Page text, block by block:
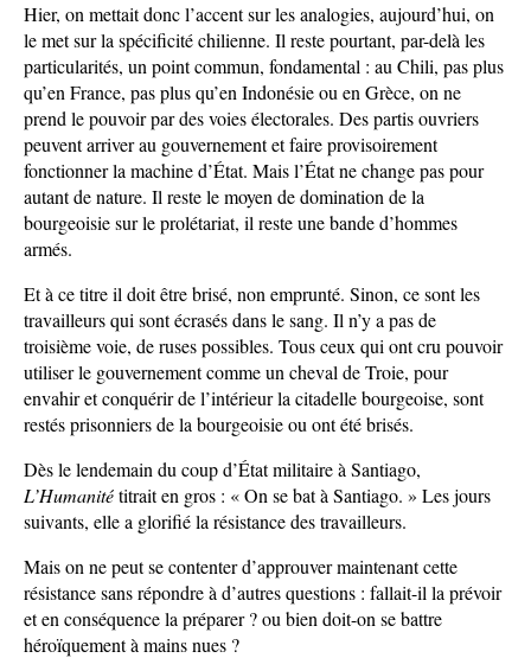
Hier, on mettait donc l’accent sur les analogies, aujourd’hui, on
le met sur la spécificité chilienne. Il reste pourtant, par-delà les
particularités, un point commun, fondamental : au Chili, pas plus
qu’en France, pas plus qu’en Indonésie ou en Grèce, on ne
prend le pouvoir par des voies électorales. Des partis ouvriers
peuvent arriver au gouvernement et faire provisoirement
fonctionner la machine d’État. Mais l’État ne change pas pour
autant de nature. Il reste le moyen de domination de la
bourgeoisie sur le prolétariat, il reste une bande d’hommes
armés.
Et à ce titre il doit être brisé, non emprunté. Sinon, ce sont les
travailleurs qui sont écrasés dans le sang. Il n’y a pas de
troisième voie, de ruses possibles. Tous ceux qui ont cru pouvoir
utiliser le gouvernement comme un cheval de Troie, pour
envahir et conquérir de l’intérieur la citadelle bourgeoise, sont
restés prisonniers de la bourgeoisie ou ont été brisés.
Dès le lendemain du coup d’État militaire à Santiago,
L’Humanitétitrait en gros : « On se bat à Santiago. » Les jours
suivants, elle a glorifié la résistance des travailleurs.
Mais on ne peut se contenter d’approuver maintenant cette
résistance sans répondre à d’autres questions : fallait-il la prévoir
et en conséquence la préparer ? ou bien doit-on se battre
héroïquement à mains nues ?